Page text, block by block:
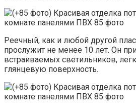
Реечный, как и любой другой
прослужит не менее 10 лет. Он
встраиваемых светильников,
глянцевую поверхность.